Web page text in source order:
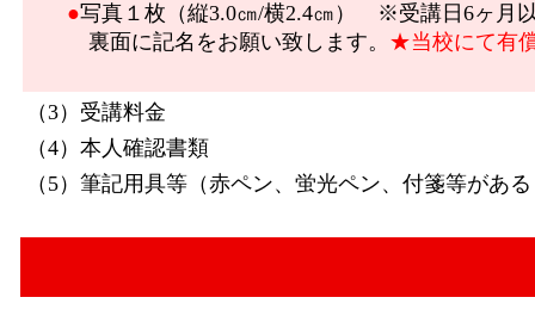
●写真１枚（縦3.0㎝/横2.4㎝） ※受講日6ヶ月
裏面に記名をお願い致します。 ★当校にて有
（3）受講料金
（4）本人確認書類
（5）筆記用具等（赤ペン、蛍光ペン、付箋等があ